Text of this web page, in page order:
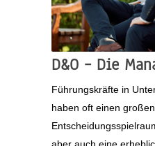
D&O – Die
Führungskräfte in
haben oft einen großen